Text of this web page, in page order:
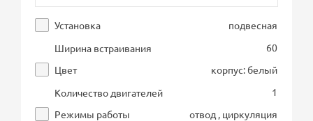
Установка
подвесная
Ширина встраивания
60
Цвет
корпус: белый
Количество двигателей
1
Режимы работы
отвод , циркуляция